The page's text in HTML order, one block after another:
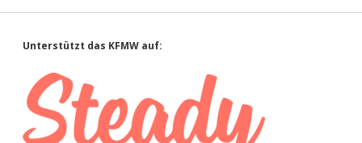
Sidebar
Unterstützt das KFMW auf: